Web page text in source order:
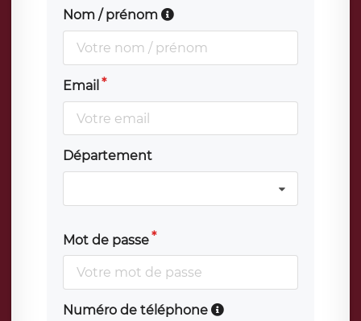
Nom / prénom
Email
Département
Mot de passe
Numéro de téléphone